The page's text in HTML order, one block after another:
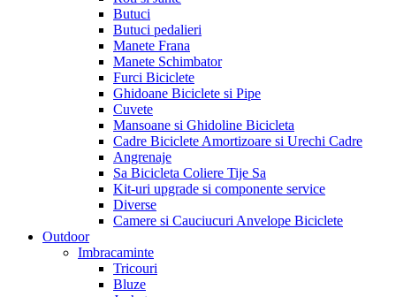
Butuci
Butuci pedalieri
Manete Frana
Manete Schimbator
Furci Biciclete
Ghidoane Biciclete si Pipe
Cuvete
Mansoane si Ghidoline Bicicleta
Cadre Biciclete Amortizoare si Urechi Cadre
Angrenaje
Sa Bicicleta Coliere Tije Sa
Kit-uri upgrade si componente service
Diverse
Camere si Cauciucuri Anvelope Biciclete
Outdoor
Imbracaminte
Tricouri
Bluze